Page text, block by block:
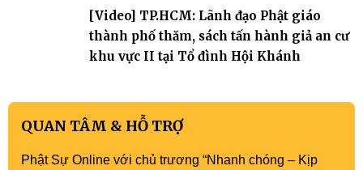
[Video] TP.HCM: Lãnh đạo Phật giáo
thành phố thăm, sách tấn hành giả an cư
khu vực II tại Tổ đình Hội Khánh
QUAN TÂM & HỖ TRỢ
Phật Sự Online với chủ trương “Nhanh chóng – Kịp